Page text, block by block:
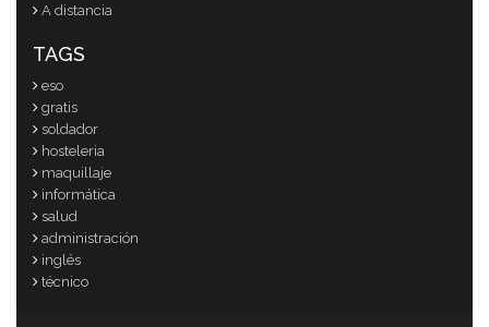
A distancia
TAGS
eso
gratis
soldador
hosteleria
maquillaje
informática
salud
administración
inglés
técnico